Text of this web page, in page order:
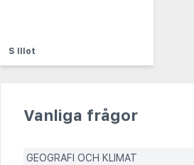
S Illot
Vanliga frågor
GEOGRAFI OCH KLIMAT